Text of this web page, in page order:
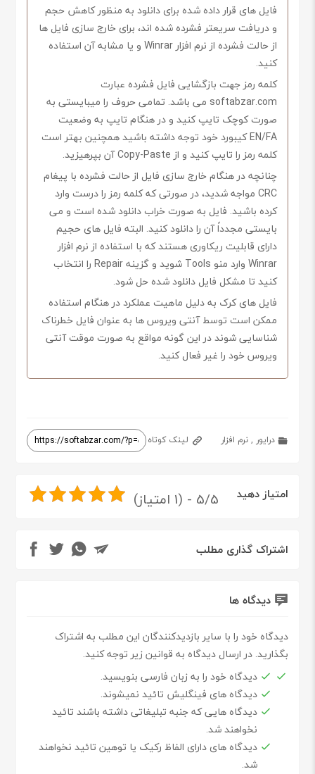
فایل های قرار داده شده برای دانلود به منظور کاهش حجم
و دریافت سریعتر فشرده شده اند، برای خارج سازی فایل ها
از حالت فشرده از نرم افزار Winrar و یا مشابه آن استفاده
کنید.
کلمه رمز جهت بازگشایی فایل فشرده عبارت
softabzar.com می باشد. تمامی حروف را میبایستی به
صورت کوچک تایپ کنید و در هنگام تایپ به وضعیت
EN/FA کیبورد خود توجه داشته باشید همچنین بهتر است
کلمه رمز را تایپ کنید و از Copy-Paste آن بپرهیزید.
چنانچه در هنگام خارج سازی فایل از حالت فشرده با پیغام
CRC مواجه شدید، در صورتی که کلمه رمز را درست وارد
کرده باشید. فایل به صورت خراب دانلود شده است و می
بایستی مجدداً آن را دانلود کنید. البته فایل های حجیم
دارای قابلیت ریکاوری هستند که با استفاده از نرم افزار
Winrar وارد منو Tools شوید و گزینه Repair را انتخاب
کنید تا مشکل فایل دانلود شده حل شود.
فایل های کرک به دلیل ماهیت عملکرد در هنگام استفاده
ممکن است توسط آنتی ویروس ها به عنوان فایل خطرناک
شناسایی شوند در این گونه مواقع به صورت موقت آنتی
ویروس خود را غیر فعال کنید.
درایور ,نرم افزار لینک کوتاه
امتیاز دهید 5/5 - (1 امتیاز)
اشتراک گذاری مطلب
دیدگاه ها
دیدگاه خود را با سایر بازدیدکنندگان این مطلب به اشتراک
بگذارید. در ارسال دیدگاه به قوانین زیر توجه کنید.
دیدگاه خود را به زبان فارسی بنویسید.
دیدگاه های فینگلیش تائید نمیشوند.
دیدگاه هایی که جنبه تبلیغاتی داشته باشند تائید
نخواهند شد.
دیدگاه های دارای الفاظ رکیک یا توهین تائید نخواهند
شد.